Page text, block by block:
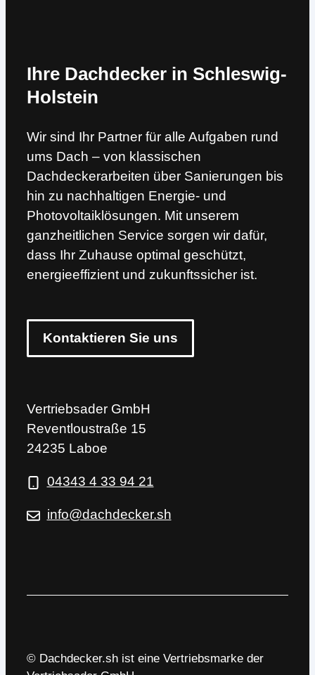
Ihre Dachdecker in Schleswig-
Holstein
Wir sind Ihr Partner für alle Aufgaben rund
ums Dach – von klassischen
Dachdeckerarbeiten über Sanierungen bis
hin zu nachhaltigen Energie- und
Photovoltaiklösungen. Mit unserem
ganzheitlichen Service sorgen wir dafür,
dass Ihr Zuhause optimal geschützt,
energieeffizient und zukunftssicher ist.
Kontaktieren Sie uns
Vertriebsader GmbH
Reventloustraße 15
24235 Laboe
04343 4 33 94 21
info@dachdecker.sh
© Dachdecker.sh ist eine Vertriebsmarke der